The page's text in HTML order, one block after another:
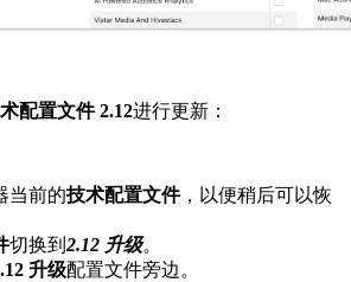
配置文件 2.12进行更新：
当前的技术配置文件，以便稍后可以恢
切换到 2.12 升级。
升级配置文件旁边。